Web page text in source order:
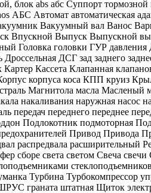
блок abs абс Суппорт
АБС Автомат автоматическая
Вакуумный вал Ванос
Впускной Выпуск Выпускной
Головка головки ГУР
ДСГ зад заднего
Кассета Клапанная
Корпус корпуса коса КПП круиз
Магнитола масла
накаливания наружная насос
переднего переднее
Подлокотник подмоторная
Привод Привода
распредвала расширительный
сборе света светом Свеча
Турбина Турбокомпрессор
граната штатная Щиток